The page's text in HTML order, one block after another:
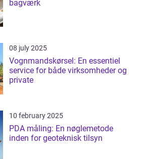
bagværk
08 july 2025
Vognmandskørsel: En essentiel
service for både virksomheder og
private
10 february 2025
PDA måling: En nøglemetode
inden for geoteknisk tilsyn